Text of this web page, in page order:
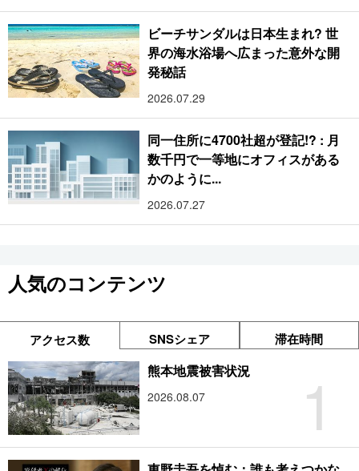
ビーチサンダルは日本生まれ? 世
界の海水浴場へ広まった意外な開
発秘話
2026.07.29
同一住所に4700社超が登記!? : 月
数千円で一等地にオフィスがある
かのように...
2026.07.27
人気のコンテンツ
アクセス数 SNSシェア 滞在時間
1
熊本地震被害状況
2026.08.07